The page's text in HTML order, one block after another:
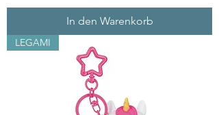
In den Warenkorb
LEGAMI